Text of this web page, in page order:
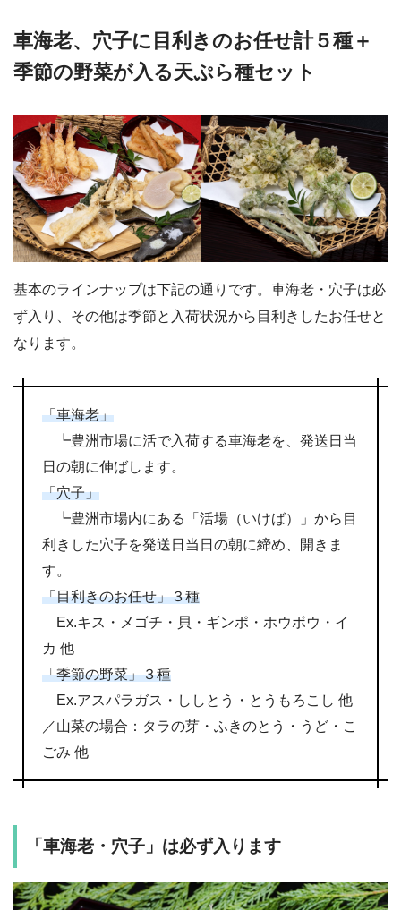
車海老、穴子に目利きのお任せ計５種＋
季節の野菜が入る天ぷら種セット
基本のラインナップは下記の通りです。車海老・穴子は必
ず入り、その他は季節と入荷状況から目利きしたお任せと
なります。
「車海老」
┗豊洲市場に活で入荷する車海老を、発送日当
日の朝に伸ばします。
「穴子」
┗豊洲市場内にある「活場（いけば）」から目
利きした穴子を発送日当日の朝に締め、開きま
す。
「目利きのお任せ」３種
Ex.キス・メゴチ・貝・ギンポ・ホウボウ・イ
カ 他
「季節の野菜」３種
Ex.アスパラガス・ししとう・とうもろこし 他
／山菜の場合：タラの芽・ふきのとう・うど・こ
ごみ 他
「車海老・穴子」は必ず入ります